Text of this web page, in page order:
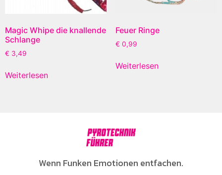
Magic Whipe die knallende
Schlange
€ 3,49
Weiterlesen
Feuer Ringe
€ 0,99
Weiterlesen
Wenn Funken Emotionen entfachen.